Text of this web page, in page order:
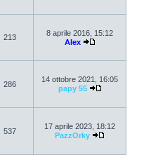
213
8 aprile 2016, 15:12
Alex
286
14 ottobre 2021, 16:05
papy 55
537
17 aprile 2023, 18:12
PazzOrky